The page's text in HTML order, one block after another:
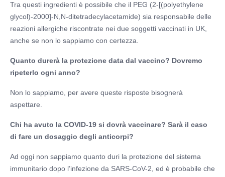
Tra questi ingredienti è possibile che il PEG (2-[(polyethylene
glycol)-2000]-N,N-ditetradecylacetamide) sia responsabile delle
reazioni allergiche riscontrate nei due soggetti vaccinati in UK,
anche se non lo sappiamo con certezza.
Quanto durerà la protezione data dal vaccino? Dovremo
ripeterlo ogni anno?
Non lo sappiamo, per avere queste risposte bisognerà
aspettare.
Chi ha avuto la COVID-19 si dovrà vaccinare? Sarà il caso
di fare un dosaggio degli anticorpi?
Ad oggi non sappiamo quanto duri la protezione del sistema
immunitario dopo l’infezione da SARS-CoV-2, ed è probabile che